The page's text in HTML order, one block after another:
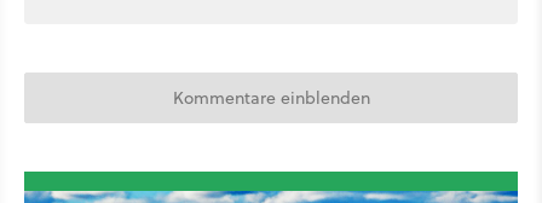
Kommentare einblenden